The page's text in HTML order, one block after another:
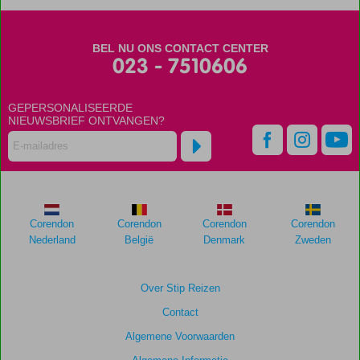
48
maanden
worden
meer
om
de
relevantie
BEL NU ONS CONTACT CENTER
023 - 7510606
GEPERSONALISEERDE
NIEUWSBRIEF ONTVANGEN?
Over Stip Reizen
Contact
Algemene Voorwaarden
Corendon
Nederland
Corendon
België
Corendon
Denmark
Corendon
Zweden